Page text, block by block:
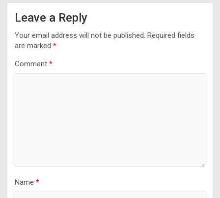
Leave a Reply
Your email address will not be published. Required fields
are marked *
Comment *
Name *